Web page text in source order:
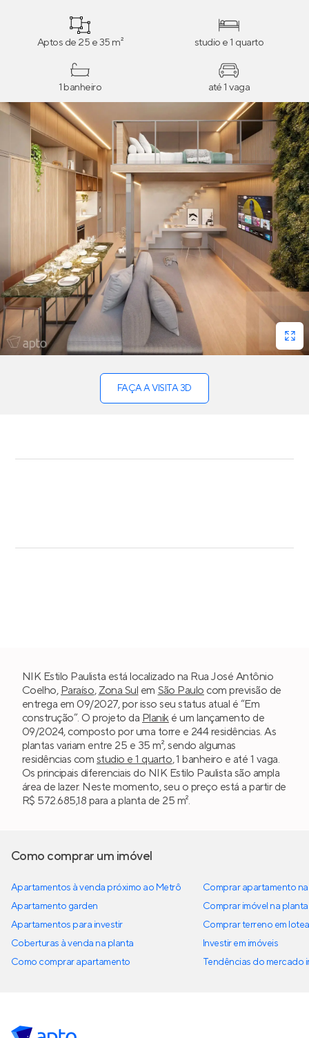
Aptos de 25 e 35 m² studio e 1 quarto
1 banheiro até 1 vaga
FAÇA A VISITA 3D
NIK Estilo Paulista está localizado na Rua José Antônio
Coelho, Paraíso, Zona Sul em São Paulo com previsão de
entrega em 09/2027, por isso seu status atual é “Em
construção”. O projeto da Planiké um lançamento de
09/2024, composto por uma torre e 244 residências. As
plantas variam entre 25 e 35 m², sendo algumas
residências com studio e 1 quarto, 1 banheiro e até 1 vaga.
Os principais diferenciais do NIK Estilo Paulista são ampla
área de lazer. Neste momento, seu o preço está a partir de
R$ 572.685,18 para a planta de 25 m².
Como comprar um imóvel
Apartamentos à venda próximo ao Metrô
Apartamento garden
Apartamentos para investir
Coberturas à venda na planta
Como comprar apartamento
Comprar apartamento
Comprar imóvel na planta
Comprar terreno em
Investir em imóveis
Tendências do mercado